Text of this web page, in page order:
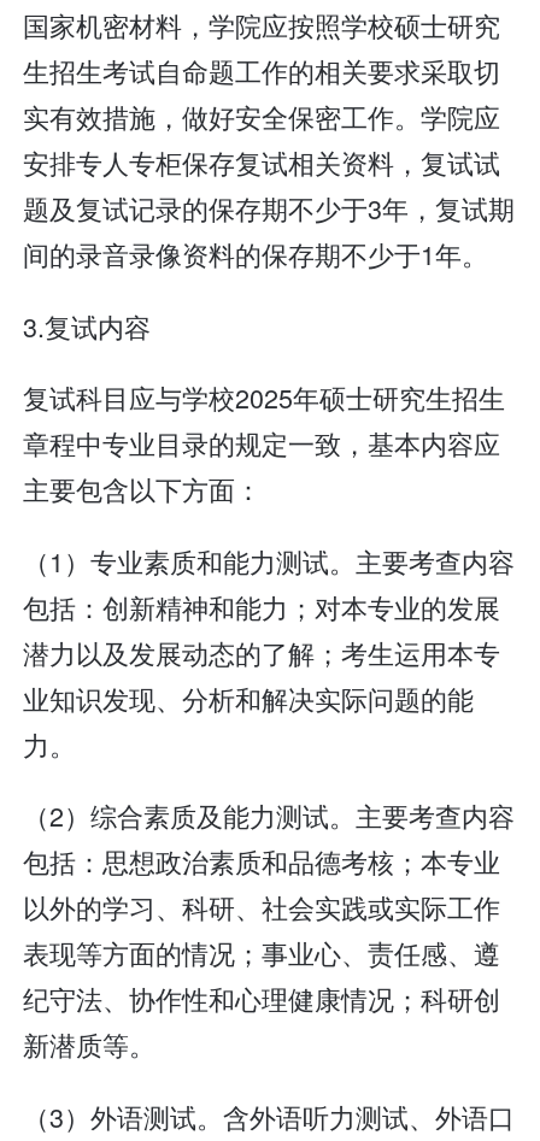
国家机密材料，学院应按照学校硕士研究
生招生考试自命题工作的相关要求采取切
实有效措施，做好安全保密工作。学院应
安排专人专柜保存复试相关资料，复试试
题及复试记录的保存期不少于3年，复试期
间的录音录像资料的保存期不少于1年。
3.复试内容
复试科目应与学校2025年硕士研究生招生
章程中专业目录的规定一致，基本内容应
主要包含以下方面：
（1）专业素质和能力测试。主要考查内容
包括：创新精神和能力；对本专业的发展
潜力以及发展动态的了解；考生运用本专
业知识发现、分析和解决实际问题的能
力。
（2）综合素质及能力测试。主要考查内容
包括：思想政治素质和品德考核；本专业
以外的学习、科研、社会实践或实际工作
表现等方面的情况；事业心、责任感、遵
纪守法、协作性和心理健康情况；科研创
新潜质等。
（3）外语测试。含外语听力测试、外语口